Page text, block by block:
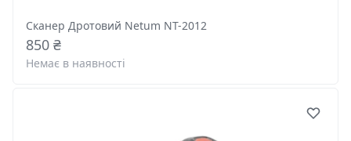
Сканер Дротовий Netum NT-2012
850 ₴
Немає в наявності